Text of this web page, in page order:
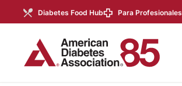
Skip to Main content
Diabetes Food Hub Para Profesionales
content